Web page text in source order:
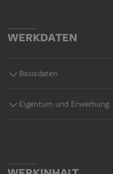
WERKDATEN
Basisdaten
Eigentum und Erwerbung